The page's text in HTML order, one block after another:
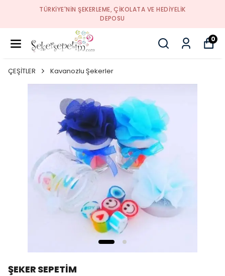
TÜRKIYE'NIN ŞEKERLEME, ÇIKOLATA VE HEDIYELIK
DEPOSU
0
ÇEŞİTLER Kavanozlu Şekerler
ŞEKER SEPETİM